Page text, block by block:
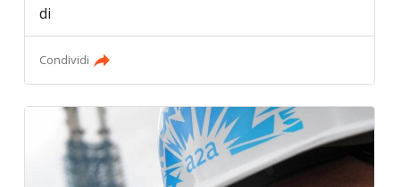
di
Condividi